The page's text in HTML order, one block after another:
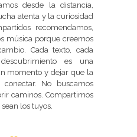
desde la distancia,
atenta y la curiosidad
recomendamos,
música porque creemos
Cada texto, cada
es una
momento y dejar que la
No buscamos
caminos. Compartimos
los tuyos.